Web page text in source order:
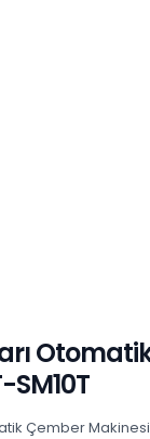
SM10T
Çember Makinesi